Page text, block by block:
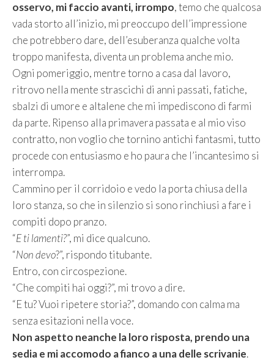
osservo, mi faccio avanti, irrompo, temo che qualcosa
vada storto all’inizio, mi preoccupo dell’impressione
che potrebbero dare, dell’esuberanza qualche volta
troppo manifesta, diventa un problema anche mio.
Ogni pomeriggio, mentre torno a casa dal lavoro,
ritrovo nella mente strascichi di anni passati, fatiche,
sbalzi di umore e altalene che mi impediscono di farmi
da parte. Ripenso alla primavera passata e al mio viso
contratto, non voglio che tornino antichi fantasmi, tutto
procede con entusiasmo e ho paura che l’incantesimo si
interrompa.
Cammino per il corridoio e vedo la porta chiusa della
loro stanza, so che in silenzio si sono rinchiusi a fare i
compiti dopo pranzo.
“E ti lamenti?”, mi dice qualcuno.
“Non devo?”, rispondo titubante.
Entro, con circospezione.
“Che compiti hai oggi?”, mi trovo a dire.
“E tu? Vuoi ripetere storia?”, domando con calma ma
senza esitazioni nella voce.
Non aspetto neanche la loro risposta, prendo una
sedia e mi accomodo a fianco a una delle scrivanie.